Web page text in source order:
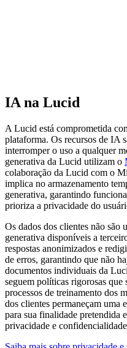
IA na Lucid
A Lucid está comprometida
plataforma. Os recursos de IA
interromper o uso a qualquer
generativa da Lucid utilizam o
colaboração da Lucid com o
implica no armazenamento
generativa, garantindo
prioriza a privacidade do
Os dados dos clientes não são
generativa disponíveis a
respostas anonimizados e
de erros, garantindo que não
documentos individuais da
seguem políticas rigorosas que
processos de treinamento dos
dos clientes permaneçam uma
para sua finalidade pretendida
privacidade e